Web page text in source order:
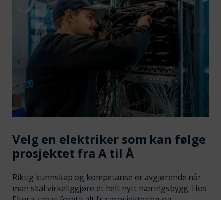
Velg en elektriker som kan følge
prosjektet fra A til Å
Riktig kunnskap og kompetanse er avgjørende når
man skal virkeliggjøre et helt nytt næringsbygg. Hos